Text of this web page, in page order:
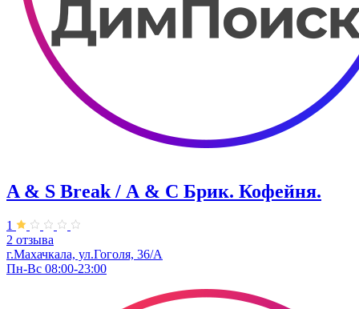
A & S Break / А & С Брик. Кофейня.
1
2 отзыва
г.Махачкала, ул.Гоголя, 36/А
Пн-Вс 08:00-23:00